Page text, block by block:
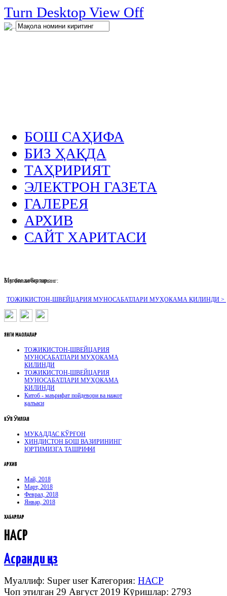
Turn Desktop View Off
.
БОШ САҲИФА
БИЗ ҲАҚДА
ТАҲРИРИЯТ
ЭЛЕКТРОН ГАЗЕТА
ГАЛЕРЕЯ
АРХИВ
САЙТ ХАРИТАСИ
Муҳим хабарлар :
ТОЖИКИСТОН-ШВЕЙЦАРИЯ МУНОСАБАТЛАРИ МУҲОКАМА ҚИЛИНДИ >
Биз билан боғланинг:
ЯНГИ МАҚОЛАЛАР
ТОЖИКИСТОН-ШВЕЙЦАРИЯ
МУНОСАБАТЛАРИ МУҲОКАМА
ҚИЛИНДИ
ТОЖИКИСТОН-ШВЕЙЦАРИЯ
МУНОСАБАТЛАРИ МУҲОКАМА
ҚИЛИНДИ
Китоб - маърифат пойдевори ва нажот
қалъаси
КӮП ӮҚИЛГАН
МУҚАДДАС ҚЎРҒОН
ҲИНДИСТОН БОШ ВАЗИРИНИНГ
ЮРТИМИЗГА ТАШРИФИ
АРХИВ
Май, 2018
Март, 2018
Феврал, 2018
Январ, 2018
ХАБАРЛАР
НАСР
Асранди қиз
Муаллиф: Super userКатегория: НАСР
Чоп этилган 29 Август 2019 Кӯришлар: 2793